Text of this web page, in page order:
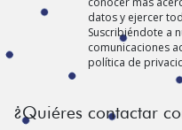
datos y ejercer
Suscribiéndote a
comunicaciones
política de
¿Quiéres contactar